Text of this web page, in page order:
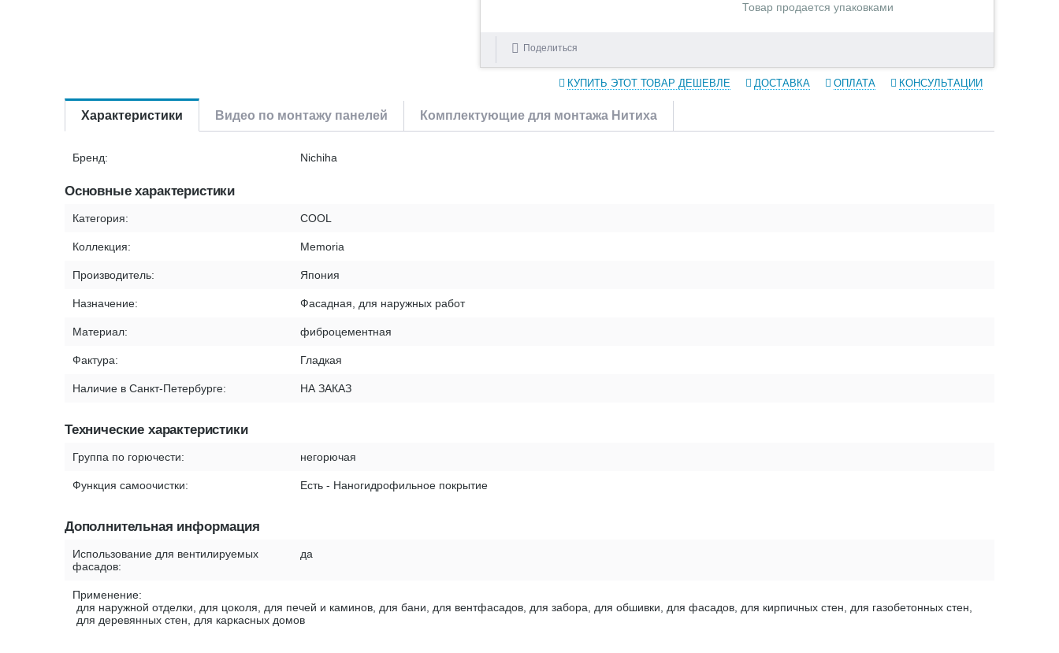
Товар продается упаковками
Поделиться
КУПИТЬ ЭТОТ ТОВАР ДЕШЕВЛЕ ДОСТАВКА ОПЛАТА КОНСУЛЬТАЦИИ
Характеристики Видео по монтажу панелей Комплектующие для монтажа Нитиха
Бренд: Nichiha
Основные характеристики
Категория: COOL
Коллекция: Memoria
Производитель: Япония
Назначение: Фасадная, для наружных работ
Материал: фиброцементная
Фактура: Гладкая
Наличие в Санкт-Петербурге: НА ЗАКАЗ
Технические характеристики
Группа по горючести: негорючая
Функция самоочистки: Есть - Наногидрофильное покрытие
Дополнительная информация
Использование для вентилируемых
фасадов:
да
Применение:
для наружной отделки, для цоколя, для печей и каминов, для бани, для вентфасадов, для забора, для обшивки, для фасадов, для кирпичных стен, для газобетонных стен,
для деревянных стен, для каркасных домов